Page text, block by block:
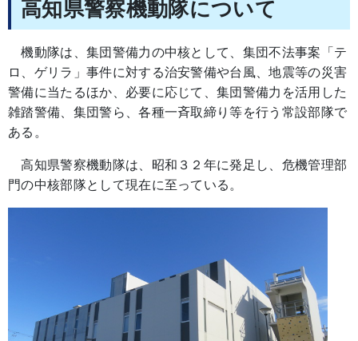
高知県警察機動隊について
機動隊は、集団警備力の中核として、集団不法事案「テ
ロ、ゲリラ」事件に対する治安警備や台風、地震等の災害
警備に当たるほか、必要に応じて、集団警備力を活用した
雑踏警備、集団警ら、各種一斉取締り等を行う常設部隊で
ある。
高知県警察機動隊は、昭和３２年に発足し、危機管理部
門の中核部隊として現在に至っている。